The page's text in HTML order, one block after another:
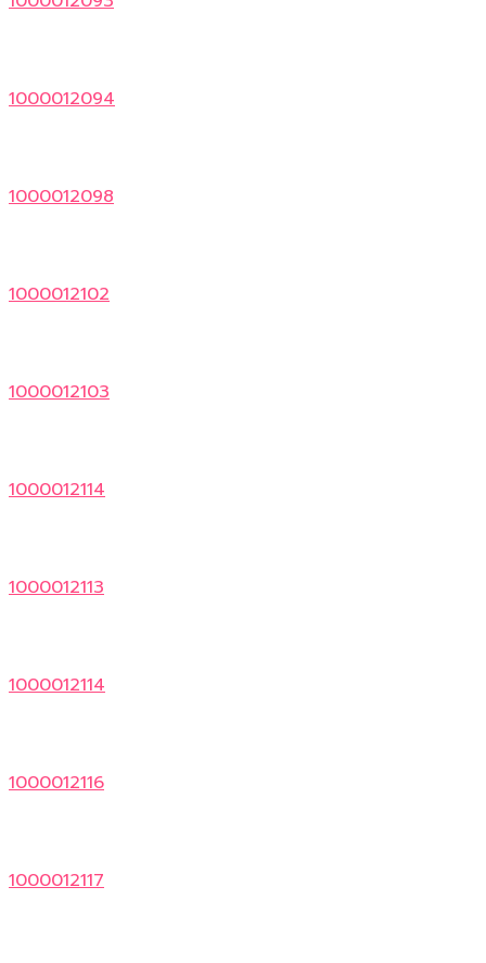
1000012094
1000012098
1000012102
1000012103
1000012114
1000012113
1000012114
1000012116
1000012117